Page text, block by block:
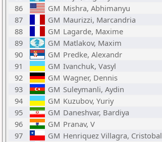
86
GM Mishra, Abhimanyu
87
GM Maurizzi, Marcandria
88
GM Lagarde, Maxime
89
GM Matlakov, Maxim
90
GM Predke, Alexandr
91
GM Ivanchuk, Vasyl
92
GM Wagner, Dennis
93
GM Suleymanli, Aydin
94
GM Kuzubov, Yuriy
95
GM Daneshvar, Bardiya
96
GM Pranav, V
97
GM Henriquez Villagra, Cristobal